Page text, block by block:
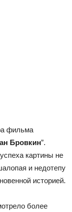
фильма
Бровкин”.
картины не
и недотепу
историей.
более